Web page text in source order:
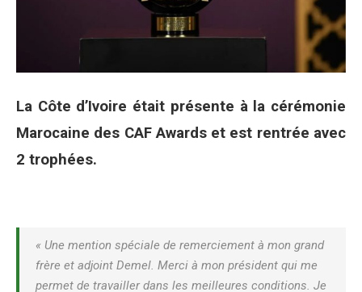
La Côte d’Ivoire était présente à la cérémonie
Marocaine des CAF Awards et est rentrée avec
2 trophées.
« Une mention spéciale de remerciement à mon grand
frère et adjoint Demel. Merci à mon président qui me
permet de travailler dans les meilleures conditions. Je